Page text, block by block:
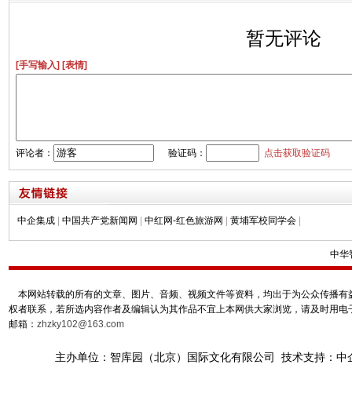
暂无评论
[手写输入] [表情]
评论者： 验证码： 点击获取验证码
中企集成 中国共产党新闻网 中红网-红色旅游网 黄埔军校同学会
中华
本网站转载的所有的文章、图片、音频、视频文件等资料，均出于为公众传播
权者联系，若所选内容作者及编辑认为其作品不宜上本网供大家浏览，请及时用
邮箱： zhzky102@163.com
主办单位：智库园（北京）国际文化有限公司 技术支持：